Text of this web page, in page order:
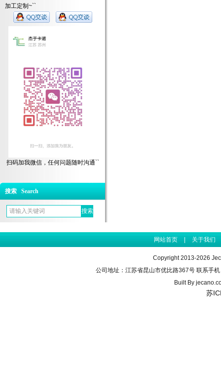
加工定制~``
扫码加我微信，任何问题随时沟通``
搜索 Search
网站首页 关于我们
Copyright 2013-2026
公司地址：江苏省昆山市优比路367号 联系手
Built By
苏